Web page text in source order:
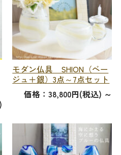
モダン仏具 SHION（ベー
ジュ＋銀）3点～7点セット
価格：38,800円(税込) ～